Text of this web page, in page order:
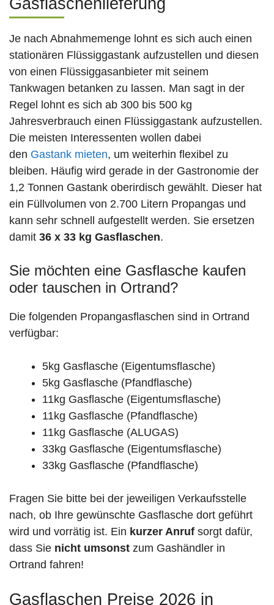
Gasflaschenlieferung
Je nach Abnahmemenge lohnt es sich auch einen
stationären Flüssiggastank aufzustellen und diesen
von einen Flüssiggasanbieter mit seinem
Tankwagen betanken zu lassen. Man sagt in der
Regel lohnt es sich ab 300 bis 500 kg
Jahresverbrauch einen Flüssiggastank aufzustellen.
Die meisten Interessenten wollen dabei
den Gastank mieten, um weiterhin flexibel zu
bleiben. Häufig wird gerade in der Gastronomie der
1,2 Tonnen Gastank oberirdisch gewählt. Dieser hat
ein Füllvolumen von 2.700 Litern Propangas und
kann sehr schnell aufgestellt werden. Sie ersetzen
damit 36 x 33 kg Gasflaschen.
Sie möchten eine Gasflasche kaufen
oder tauschen in Ortrand?
Die folgenden Propangasflaschen sind in Ortrand
verfügbar:
5kg Gasflasche (Eigentumsflasche)
5kg Gasflasche (Pfandflasche)
11kg Gasflasche (Eigentumsflasche)
11kg Gasflasche (Pfandflasche)
11kg Gasflasche (ALUGAS)
33kg Gasflasche (Eigentumsflasche)
33kg Gasflasche (Pfandflasche)
Fragen Sie bitte bei der jeweiligen Verkaufsstelle
nach, ob Ihre gewünschte Gasflasche dort geführt
wird und vorrätig ist. Ein kurzer Anruf sorgt dafür,
dass Sie nicht umsonst zum Gashändler in
Ortrand fahren!
Gasflaschen Preise 2026 in